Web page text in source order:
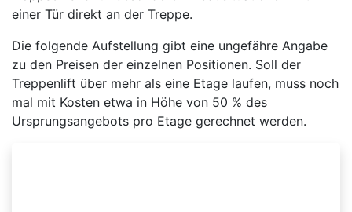
einer Tür direkt an der Treppe.
Die folgende Aufstellung gibt eine ungefähre Angabe
zu den Preisen der einzelnen Positionen. Soll der
Treppenlift über mehr als eine Etage laufen, muss noch
mal mit Kosten etwa in Höhe von 50 % des
Ursprungsangebots pro Etage gerechnet werden.